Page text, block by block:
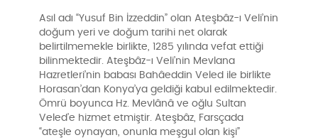
Asıl adı “Yusuf Bin İzzeddin” olan Ateşbâz-ı Veli’nin
doğum yeri ve doğum tarihi net olarak
belirtilmemekle birlikte, 1285 yılında vefat ettiği
bilinmektedir. Ateşbâz-ı Veli’nin Mevlana
Hazretleri’nin babası Bahâeddin Veled ile birlikte
Horasan’dan Konya’ya geldiği kabul edilmektedir.
Ömrü boyunca Hz. Mevlânâ ve oğlu Sultan
Veled’e hizmet etmiştir. Ateşbâz, Farsçada
“ateşle oynayan, onunla meşgul olan kişi”